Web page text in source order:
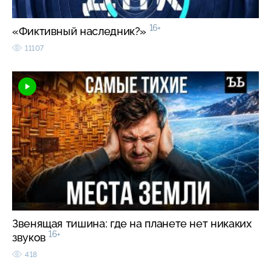
«Фиктивный наследник?» 16+
11107
Звенящая тишина: где на планете нет никаких
звуков 16+
418